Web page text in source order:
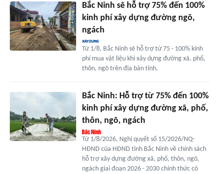
Bắc Ninh sẽ hỗ trợ 75% đến 100%
kinh phí xây dựng đường ngõ,
ngách
Từ 1/8, Bắc Ninh sẽ hỗ trợ từ 75 - 100% kinh
phí mua vật liệu khi xây dựng đường xã, phố,
thôn, ngõ trên địa bàn tỉnh.
Bắc Ninh: Hỗ trợ từ 75% đến 100%
kinh phí xây dựng đường xã, phố,
thôn, ngõ, ngách
Từ 1/8/2026, Nghị quyết số 15/2026/NQ-
HĐND của HĐND tỉnh Bắc Ninh về chính sách
hỗ trợ xây dựng đường xã, phố, thôn, ngõ,
ngách giai đoạn 2026 - 2030 chính thức có